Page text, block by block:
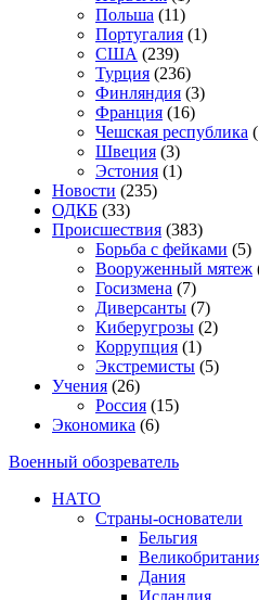
Польша (11)
Португалия (1)
США (239)
Турция (236)
Финляндия (3)
Франция (16)
Чешская республика
Швеция (3)
Эстония (1)
Новости (235)
ОДКБ (33)
Происшествия (383)
Борьба с фейками (5)
Вооруженный мятеж
Госизмена (7)
Диверсанты (7)
Киберугрозы (2)
Коррупция (1)
Экстремисты (5)
Учения (26)
Россия (15)
Экономика (6)
Военный обозреватель
НАТО
Страны-основатели
Бельгия
Дания